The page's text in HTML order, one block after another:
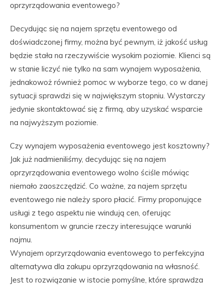
oprzyrządowania eventowego?
Decydując się na najem sprzętu eventowego od
doświadczonej firmy, można być pewnym, iż jakość usług
będzie stała na rzeczywiście wysokim poziomie. Klienci są
w stanie liczyć nie tylko na sam wynajem wyposażenia,
jednakowoż również pomoc w wyborze tego, co w danej
sytuacji sprawdzi się w największym stopniu. Wystarczy
jedynie skontaktować się z firmą, aby uzyskać wsparcie
na najwyższym poziomie.
Czy wynajem wyposażenia eventowego jest kosztowny?
Jak już nadmieniliśmy, decydując się na najem
oprzyrządowania eventowego wolno ściśle mówiąc
niemało zaoszczędzić. Co ważne, za najem sprzętu
eventowego nie należy sporo płacić. Firmy proponujące
usługi z tego aspektu nie windują cen, oferując
konsumentom w gruncie rzeczy interesujące warunki
najmu.
Wynajem oprzyrządowania eventowego to perfekcyjna
alternatywa dla zakupu oprzyrządowania na własność.
Jest to rozwiązanie w istocie pomyślne, które sprawdza